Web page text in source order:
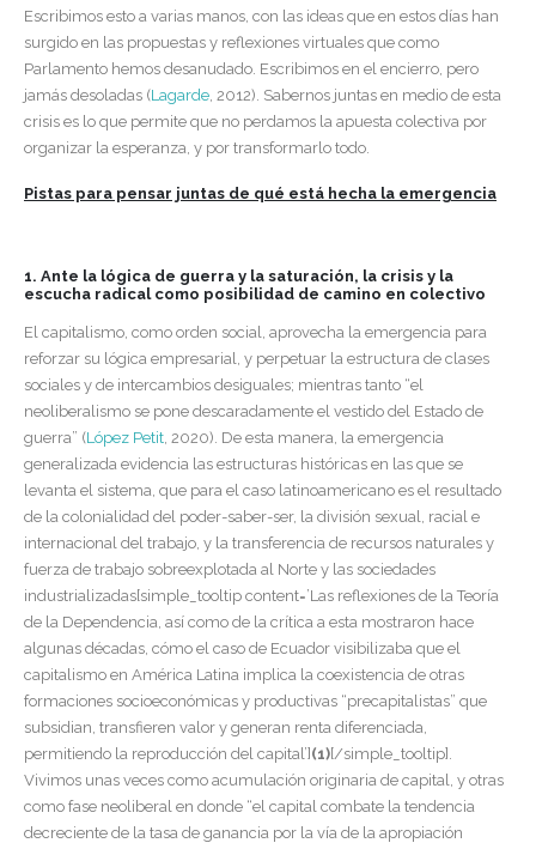
Escribimos esto a varias manos, con las ideas que en estos días han
surgido en las propuestas y reflexiones virtuales que como
Parlamento hemos desanudado. Escribimos en el encierro, pero
jamás desoladas (Lagarde, 2012). Sabernos juntas en medio de esta
crisis es lo que permite que no perdamos la apuesta colectiva por
organizar la esperanza, y por transformarlo todo.
Pistas para pensar juntas de qué está hecha la emergencia
1. Ante la lógica de guerra y la saturación, la crisis y la
escucha radical como posibilidad de camino en colectivo
El capitalismo, como orden social, aprovecha la emergencia para
reforzar su lógica empresarial, y perpetuar la estructura de clases
sociales y de intercambios desiguales; mientras tanto “el
neoliberalismo se pone descaradamente el vestido del Estado de
guerra” (López Petit, 2020). De esta manera, la emergencia
generalizada evidencia las estructuras históricas en las que se
levanta el sistema, que para el caso latinoamericano es el resultado
de la colonialidad del poder-saber-ser, la división sexual, racial e
internacional del trabajo, y la transferencia de recursos naturales y
fuerza de trabajo sobreexplotada al Norte y las sociedades
industrializadas[simple_tooltip content=’Las reflexiones de la Teoría
de la Dependencia, así como de la crítica a esta mostraron hace
algunas décadas, cómo el caso de Ecuador visibilizaba que el
capitalismo en América Latina implica la coexistencia de otras
formaciones socioeconómicas y productivas “precapitalistas” que
subsidian, transfieren valor y generan renta diferenciada,
permitiendo la reproducción del capital’] (1)[/simple_tooltip] .
Vivimos unas veces como acumulación originaria de capital, y otras
como fase neoliberal en donde “el capital combate la tendencia
decreciente de la tasa de ganancia por la vía de la apropiación